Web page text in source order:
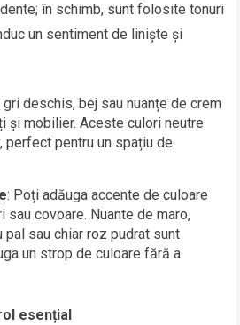
în schimb, sunt folosite tonuri
un sentiment de liniște și
gri deschis, bej sau nuanțe de crem
și mobilier. Aceste culori neutre
perfect pentru un spațiu de
: Poți adăuga accente de culoare
sau covoare. Nuante de maro,
sau chiar roz pudrat sunt
un strop de culoare fără a
esențial